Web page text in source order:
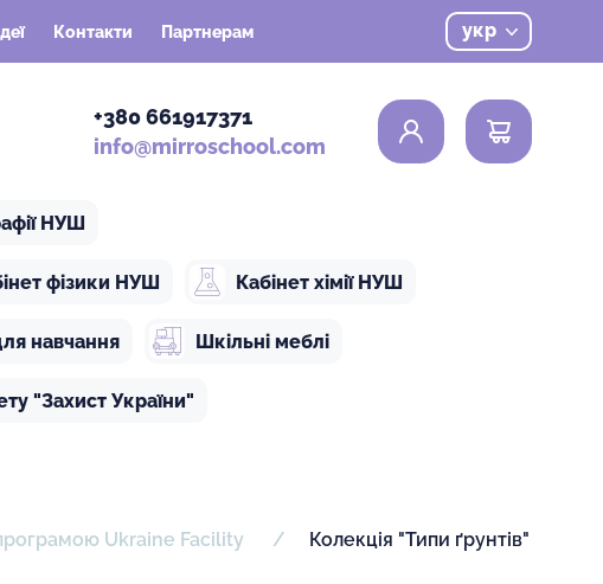
Контакти Партнерам укр
+380 661917371
info@mirroschool.com
0
НУШ
фізики НУШ Кабінет хімії НУШ
навчання Шкільні меблі
"Захист України"
Ukraine Facility Колекція "Типи ґрунтів"